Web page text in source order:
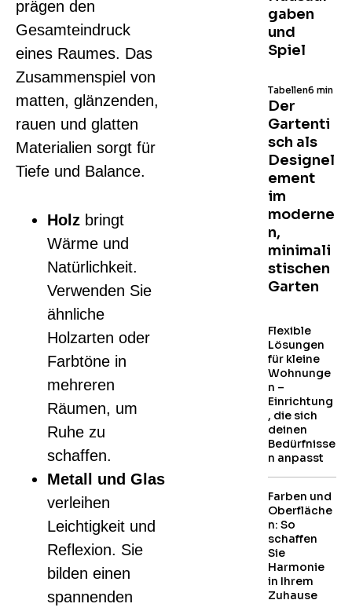
prägen den
Gesamteindruck
eines Raumes. Das
Zusammenspiel von
matten, glänzenden,
rauen und glatten
Materialien sorgt für
Tiefe und Balance.
Holz bringt
Wärme und
Natürlichkeit.
Verwenden Sie
ähnliche
Holzarten oder
Farbtöne in
mehreren
Räumen, um
Ruhe zu
schaffen.
Metall und Glas
verleihen
Leichtigkeit und
Reflexion. Sie
bilden einen
spannenden
gaben
und
Spiel
Der
Gartenti
sch als
Designel
ement
im
moderne
n,
minimali
stischen
Garten
Tabellen6 min
Flexible
Lösungen
für kleine
Wohnunge
n –
Einrichtung
, die sich
deinen
Bedürfnisse
n anpasst
Farben und
Oberfläche
n: So
schaffen
Sie
Harmonie
in Ihrem
Zuhause